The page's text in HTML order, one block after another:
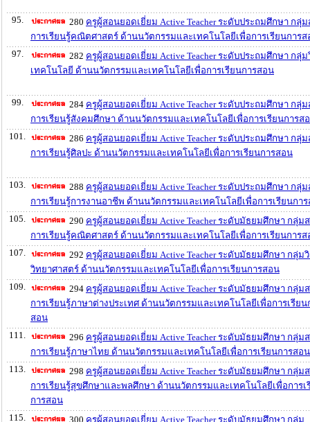
95. 280 ครูผู้สอนยอดเยี่ยม Active Teacher ระดับประถมศึกษา กลุ่ม
การเรียนรู้คณิตศาสตร์ ด้านนวัตกรรมและเทคโนโลยีเพื่อการเรียนการส
97.
282 ครูผู้สอนยอดเยี่ยม Active Teacher ระดับประถมศึกษา กลุ่ม
เทคโนโลยี ด้านนวัตกรรมและเทคโนโลยีเพื่อการเรียนการสอน
99. 284 ครูผู้สอนยอดเยี่ยม Active Teacher ระดับประถมศึกษา กลุ่ม
การเรียนรู้สังคมศึกษา ด้านนวัตกรรมและเทคโนโลยีเพื่อการเรียนการส
101.
286 ครูผู้สอนยอดเยี่ยม Active Teacher ระดับประถมศึกษา กลุ่ม
การเรียนรู้ศิลปะ ด้านนวัตกรรมและเทคโนโลยีเพื่อการเรียนการสอน
103. 288 ครูผู้สอนยอดเยี่ยม Active Teacher ระดับประถมศึกษา กลุ่ม
การเรียนรู้การงานอาชีพ ด้านนวัตกรรมและเทคโนโลยีเพื่อการเรียนกา
105.
290 ครูผู้สอนยอดเยี่ยม Active Teacher ระดับมัธยมศึกษา กลุ่ม
การเรียนรู้คณิตศาสตร์ ด้านนวัตกรรมและเทคโนโลยีเพื่อการเรียนการส
107.
292 ครูผู้สอนยอดเยี่ยม Active Teacher ระดับมัธยมศึกษา กลุ่ม
วิทยาศาสตร์ ด้านนวัตกรรมและเทคโนโลยีเพื่อการเรียนการสอน
109.
294 ครูผู้สอนยอดเยี่ยม Active Teacher ระดับมัธยมศึกษา กลุ่ม
การเรียนรู้ภาษาต่างประเทศ ด้านนวัตกรรมและเทคโนโลยีเพื่อการเรียน
สอน
111.
296 ครูผู้สอนยอดเยี่ยม Active Teacher ระดับมัธยมศึกษา กลุ่ม
การเรียนรู้ภาษาไทย ด้านนวัตกรรมและเทคโนโลยีเพื่อการเรียนการสอน
113.
298 ครูผู้สอนยอดเยี่ยม Active Teacher ระดับมัธยมศึกษา กลุ่ม
การเรียนรู้สุขศึกษาและพลศึกษา ด้านนวัตกรรมและเทคโนโลยีเพื่อการเ
การสอน
115.
300 ครูผู้สอนยอดเยี่ยม Active Teacher ระดับมัธยมศึกษา กลุ่ม